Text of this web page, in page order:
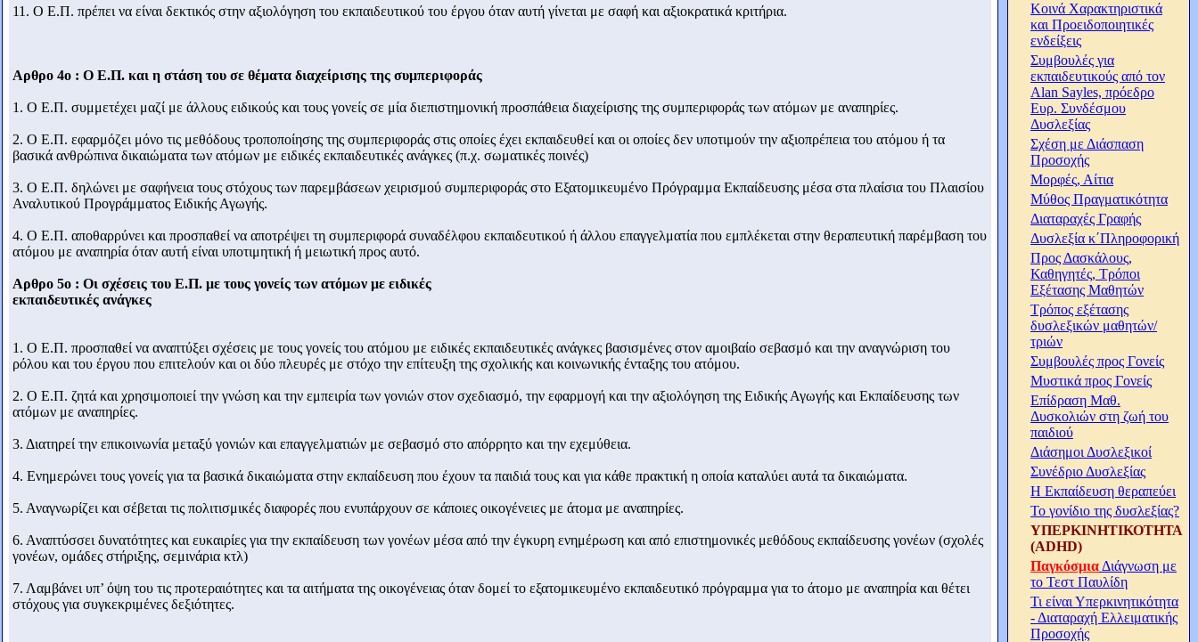
11. Ο Ε.Π. πρέπει να είναι δεκτικός στην αξιολόγηση του εκπαιδευτικού του έργου όταν αυτή γίνεται με σαφή και αξιοκρατικά κριτήρια.
Αρθρο 4ο : Ο Ε.Π. και η στάση του σε θέματα διαχείρισης της συμπεριφοράς
1. Ο Ε.Π. συμμετέχει μαζί με άλλους ειδικούς και τους γονείς σε μία διεπιστημονική προσπάθεια διαχείρισης της συμπεριφοράς των ατόμων με αναπηρίες.
2. Ο Ε.Π. εφαρμόζει μόνο τις μεθόδους τροποποίησης της συμπεριφοράς στις οποίες έχει εκπαιδευθεί και οι οποίες δεν υποτιμούν την αξιοπρέπεια του ατόμου ή τα
βασικά ανθρώπινα δικαιώματα των ατόμων με ειδικές εκπαιδευτικές ανάγκες (π.χ. σωματικές ποινές)
3. Ο Ε.Π. δηλώνει με σαφήνεια τους στόχους των παρεμβάσεων χειρισμού συμπεριφοράς στο Εξατομικευμένο Πρόγραμμα Εκπαίδευσης μέσα στα πλαίσια του Πλαισίου
Αναλυτικού Προγράμματος Ειδικής Αγωγής.
4. Ο Ε.Π. αποθαρρύνει και προσπαθεί να αποτρέψει τη συμπεριφορά συναδέλφου εκπαιδευτικού ή άλλου επαγγελματία που εμπλέκεται στην θεραπευτική παρέμβαση του
ατόμου με αναπηρία όταν αυτή είναι υποτιμητική ή μειωτική προς αυτό.
Αρθρο 5ο : Οι σχέσεις του Ε.Π. με τους γονείς των ατόμων με ειδικές
εκπαιδευτικές ανάγκες
1. Ο Ε.Π. προσπαθεί να αναπτύξει σχέσεις με τους γονείς του ατόμου με ειδικές εκπαιδευτικές ανάγκες βασισμένες στον αμοιβαίο σεβασμό και την αναγνώριση του
ρόλου και του έργου που επιτελούν και οι δύο πλευρές με στόχο την επίτευξη της σχολικής και κοινωνικής ένταξης του ατόμου.
2. Ο Ε.Π. ζητά και χρησιμοποιεί την γνώση και την εμπειρία των γονιών στον σχεδιασμό, την εφαρμογή και την αξιολόγηση της Ειδικής Αγωγής και Εκπαίδευσης των
ατόμων με αναπηρίες.
3. Διατηρεί την επικοινωνία μεταξύ γονιών και επαγγελματιών με σεβασμό στο απόρρητο και την εχεμύθεια.
4. Ενημερώνει τους γονείς για τα βασικά δικαιώματα στην εκπαίδευση που έχουν τα παιδιά τους και για κάθε πρακτική η οποία καταλύει αυτά τα δικαιώματα.
5. Αναγνωρίζει και σέβεται τις πολιτισμικές διαφορές που ενυπάρχουν σε κάποιες οικογένειες με άτομα με αναπηρίες.
6. Αναπτύσσει δυνατότητες και ευκαιρίες για την εκπαίδευση των γονέων μέσα από την έγκυρη ενημέρωση και από επιστημονικές μεθόδους εκπαίδευσης γονέων (σχολές
γονέων, ομάδες στήριξης, σεμινάρια κτλ)
7. Λαμβάνει υπ’ όψη του τις προτεραιότητες και τα αιτήματα της οικογένειας όταν δομεί το εξατομικευμένο εκπαιδευτικό πρόγραμμα για το άτομο με αναπηρία και θέτει
στόχους για συγκεκριμένες δεξιότητες.
Κοινά Χαρακτηριστικά
και Προειδοποιητικές
ενδείξεις
Συμβουλές για
εκπαιδευτικούς από τον
Alan Sayles, πρόεδρο
Ευρ. Συνδέσμου
Δυσλεξίας
Σχέση με Διάσπαση
Προσοχής
Μορφές, Αίτια
Μύθος Πραγματικότητα
Διαταραχές Γραφής
Δυσλεξία κ΄Πληροφορική
Προς Δασκάλους,
Καθηγητές, Τρόποι
Εξέτασης Μαθητών
Τρόπος εξέτασης
δυσλεξικών μαθητών/
τριών
Συμβουλές προς Γονείς
Μυστικά προς Γονείς
Επίδραση Μαθ.
Δυσκολιών στη ζωή του
παιδιού
Διάσημοι Δυσλεξικοί
Συνέδριο Δυσλεξίας
Η Εκπαίδευση θεραπεύει
Το γονίδιο της δυσλεξίας?
ΥΠΕΡΚΙΝΗΤΙΚΟΤΗΤΑ
(ADHD)
Παγκόσμια Διάγνωση με
το Τεστ Παυλίδη
Τι είναι Υπερκινητικότητα
- Διαταραχή Ελλειματικής
Προσοχής